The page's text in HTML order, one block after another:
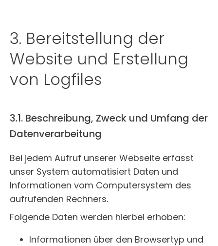
3. Bereitstellung der
Website und Erstellung
von Logfiles
3.1. Beschreibung, Zweck und Umfang der
Datenverarbeitung
Bei jedem Aufruf unserer Webseite erfasst
unser System automatisiert Daten und
Informationen vom Computersystem des
aufrufenden Rechners.
Folgende Daten werden hierbei erhoben:
Informationen über den Browsertyp und